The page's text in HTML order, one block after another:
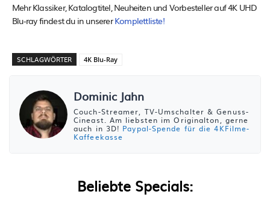
Mehr Klassiker, Katalogtitel, Neuheiten und Vorbesteller auf 4K UHD
Blu-ray findest du in unsererKomplettliste!
SCHLAGWÖRTER 4K Blu-Ray
Dominic Jahn
Couch-Streamer, TV-Umschalter & Genuss-
Cineast. Am liebsten im Originalton, gerne
auch in 3D! Paypal-Spende für die 4KFilme-
Kaffeekasse
Beliebte Specials: